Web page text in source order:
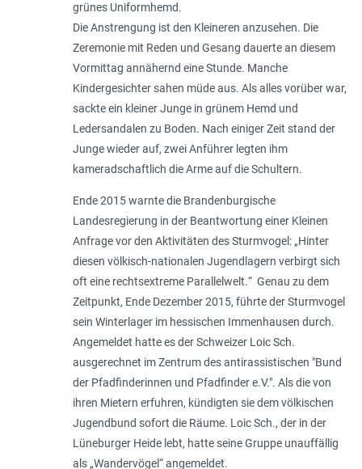
grünes Uniformhemd.
Die Anstrengung ist den Kleineren anzusehen. Die
Zeremonie mit Reden und Gesang dauerte an diesem
Vormittag annähernd eine Stunde. Manche
Kindergesichter sahen müde aus. Als alles vorüber war,
sackte ein kleiner Junge in grünem Hemd und
Ledersandalen zu Boden. Nach einiger Zeit stand der
Junge wieder auf, zwei Anführer legten ihm
kameradschaftlich die Arme auf die Schultern.
Ende 2015 warnte die Brandenburgische
Landesregierung in der Beantwortung einer Kleinen
Anfrage vor den Aktivitäten des Sturmvogel: „Hinter
diesen völkisch-nationalen Jugendlagern verbirgt sich
oft eine rechtsextreme Parallelwelt.“ Genau zu dem
Zeitpunkt, Ende Dezember 2015, führte der Sturmvogel
sein Winterlager im hessischen Immenhausen durch.
Angemeldet hatte es der Schweizer Loic Sch.
ausgerechnet im Zentrum des antirassistischen "Bund
der Pfadfinderinnen und Pfadfinder e.V.". Als die von
ihren Mietern erfuhren, kündigten sie dem völkischen
Jugendbund sofort die Räume. Loic Sch., der in der
Lüneburger Heide lebt, hatte seine Gruppe unauffällig
als „Wandervögel“ angemeldet.